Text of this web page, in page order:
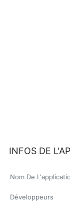
INFOS DE
Nom De
Développeurs